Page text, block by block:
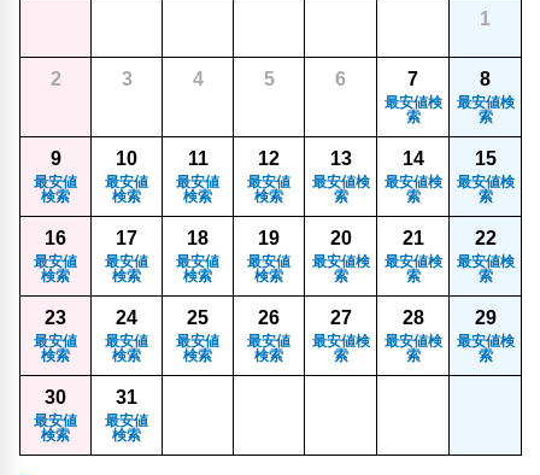
1
2 3 4 5 6 7
最安値検
索
8
最安値検
索
9
最安値
検索
10
最安値
検索
11
最安値
検索
12
最安値
検索
13
最安値検
索
14
最安値検
索
15
最安値検
索
16
最安値
検索
17
最安値
検索
18
最安値
検索
19
最安値
検索
20
最安値検
索
21
最安値検
索
22
最安値検
索
23
最安値
検索
24
最安値
検索
25
最安値
検索
26
最安値
検索
27
最安値検
索
28
最安値検
索
29
最安値検
索
30
最安値
検索
31
最安値
検索